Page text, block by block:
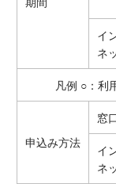
イ
ネ
凡例 ○：利
申込み方法
窓
イ
ネ